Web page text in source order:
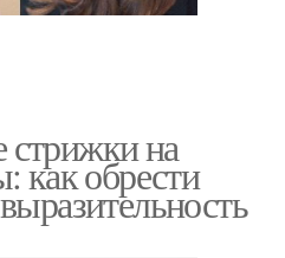
на
как обрести